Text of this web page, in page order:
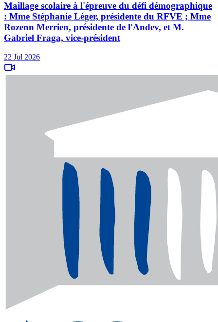
Maillage scolaire à l'épreuve du défi démographique
: Mme Stéphanie Léger, présidente du RFVE ; Mme
Rozenn Merrien, présidente de l'Andev, et M.
Gabriel Fraga, vice-président
22 Jul 2026